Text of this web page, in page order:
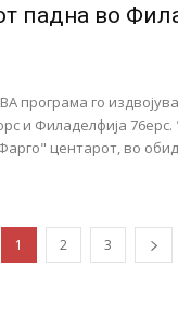
падна во
програма го
и Филаделфија
центарот, во обид
1 2 3